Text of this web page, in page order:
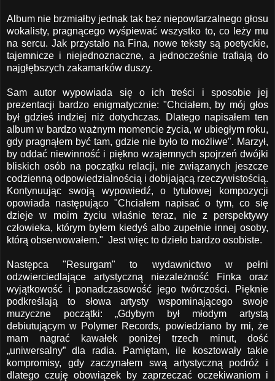
Album nie brzmiałby jednak tak bez niepowtarzalnego głosu
wokalisty, pragnącego wyśpiewać wszystko to, co leży mu
na sercu. Jak przystało na Fina, nowe teksty są poetyckie,
tajemnicze i niejednoznaczne, a jednocześnie trafiają do
najgłębszych zakamarków duszy.
Sam autor wypowiada się o ich treści i sposobie jej
prezentacji bardzo enigmatycznie: "Chciałem, by mój głos
był gdzieś indziej niż dotychczas. Dlatego napisałem ten
album w bardzo ważnym momencie życia, w ubiegłym roku,
gdy pragnąłem być tam, gdzie nie było to możliwe". Marzył,
by oddać niewinność i piękno wzajemnych spojrzeń dwójki
bliskich osób na początku relacji, nie związanych jeszcze
codzienną odpowiedzialnością i dobijającą rzeczywistością.
Kontynuując swoją wypowiedź, o tytułowej kompozycji
opowiada następująco "Chciałem napisać o tym, co się
dzieje w moim życiu właśnie teraz, nie z perspektywy
człowieka, którym byłem kiedyś albo zupełnie innej osoby,
którą obserwowałem." Jest więc to dzieło bardzo osobiste.
Następca "Resurgam" to wydawnictwo w pełni
odzwierciedlające artystyczną niezależność Finka oraz
wyjątkowość i ponadczasowość jego twórczości. Pięknie
podkreślają to słowa artysty wspominającego swoje
muzyczne początki: „Gdybym był młodym artystą
debiutującym w Polymer Records, powiedziano by mi, że
mam nagrać kawałek poniżej trzech minut, dość
„uniwersalny” dla radia. Pamiętam, ile kosztowały takie
kompromisy, gdy zaczynałem swą artystyczną podróż i
dlatego czuję obowiązek by zaprzeczać oczekiwaniom i